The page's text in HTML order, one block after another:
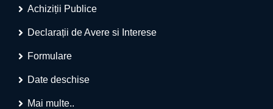
Achiziții Publice
Declarații de Avere si Interese
Formulare
Date deschise
Mai multe..